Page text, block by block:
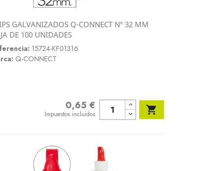
Vista rápida
GALVANIZADOS Q-CONNECT Nº 32 MM
DE 100 UNIDADES
15724-KF01316
Q-CONNECT
0,65 €
Impuestos incluidos 